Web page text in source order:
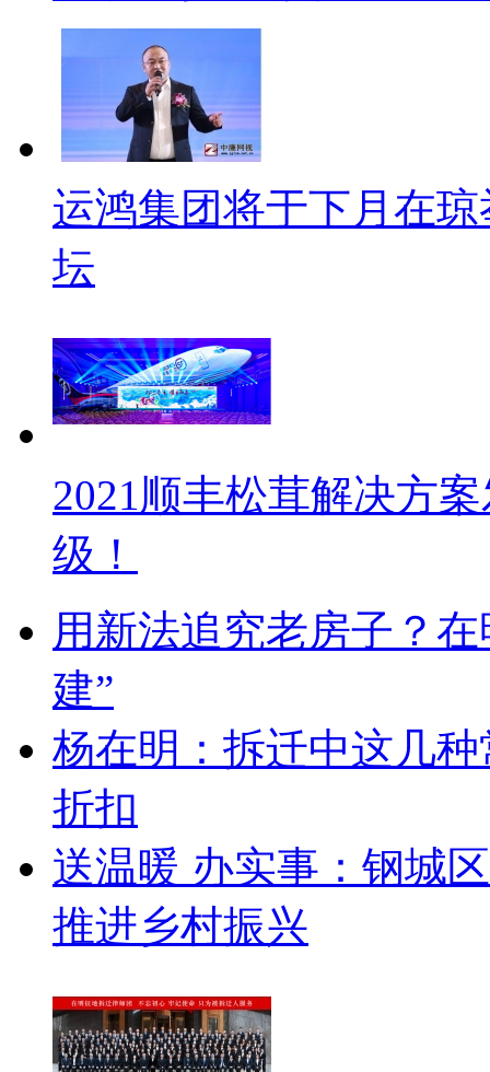
运鸿集团将于下月在
坛
2021顺丰松茸解决方
级！
用新法追究老房子？
建”
杨在明：拆迁中这几
折扣
送温暖 办实事：钢城
推进乡村振兴